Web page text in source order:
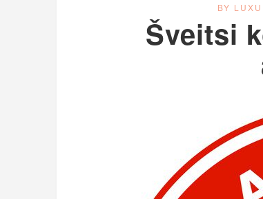
BY
Šveitsi